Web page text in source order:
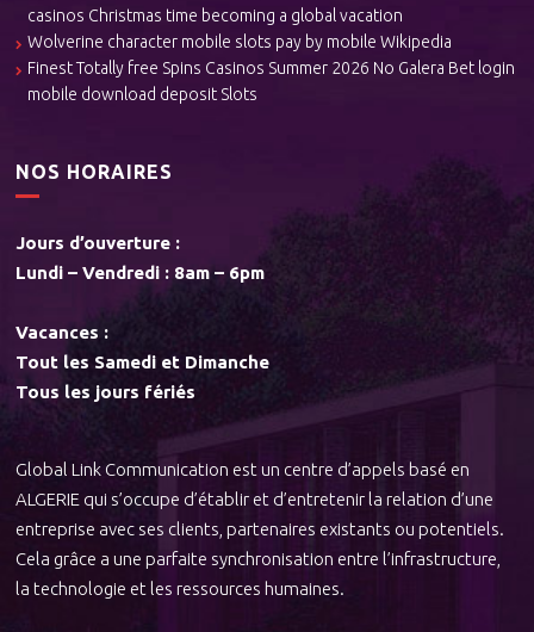
casinos Christmas time becoming a global vacation
Wolverine character mobile slots pay by mobile Wikipedia
Finest Totally free Spins Casinos Summer 2026 No Galera Bet login
mobile download deposit Slots
NOS HORAIRES
Jours d’ouverture :
Lundi – Vendredi : 8am – 6pm
Vacances :
Tout les Samedi et Dimanche
Tous les jours fériés
Global Link Communication est un centre d’appels basé en
ALGERIE qui s’occupe d’établir et d’entretenir la relation d’une
entreprise avec ses clients, partenaires existants ou potentiels.
Cela grâce a une parfaite synchronisation entre l’infrastructure,
la technologie et les ressources humaines.